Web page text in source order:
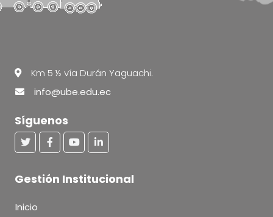
Km 5 ½ vía Durán Yaguachi.
info@ube.edu.ec
Síguenos
Gestión Institucional
Inicio